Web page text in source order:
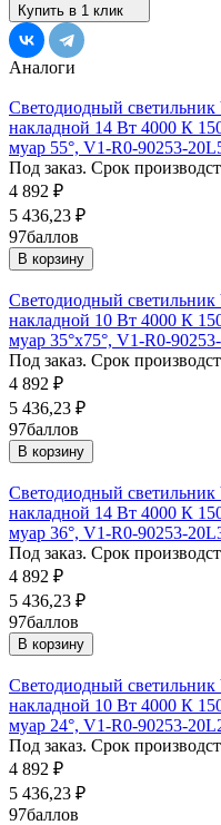
Купить в 1 клик
Аналоги
Светодиодный
накладной 14 Вт 4000 К
муар 55°, V1-R0-90253-
Под заказ. Срок
4 892 ₽
5 436,23 ₽
97баллов
В корзину
Светодиодный
накладной 10 Вт 4000 К
муар 35°x75°, V1-R0-
Под заказ. Срок
4 892 ₽
5 436,23 ₽
97баллов
В корзину
Светодиодный
накладной 14 Вт 4000 К
муар 36°, V1-R0-90253-
Под заказ. Срок
4 892 ₽
5 436,23 ₽
97баллов
В корзину
Светодиодный
накладной 10 Вт 4000 К
муар 24°, V1-R0-90253-
Под заказ. Срок
4 892 ₽
5 436,23 ₽
97баллов